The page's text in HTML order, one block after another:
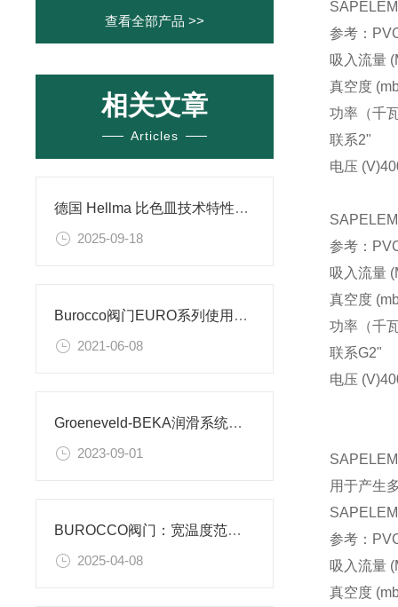
查看全部产品 >>
相关文章
Articles
德国 Hellma 比色皿技术特性及应用介绍​
2025-09-18
Burocco阀门EURO系列使用事项
2021-06-08
Groeneveld-BEKA润滑系统齿轮泵介绍
2023-09-01
BUROCCO阀门：宽温度范围，适应极端环境
2025-04-08
SAPELEM
参考：
吸入流量
真空度
功率（千
联系2"
电压 (V)
SAPELEM
参考：
吸入流量
真空度
功率（千
联系G2"
电压 (V)
SAPELEM
用于产生
SAPELEM
参考：
吸入流量
真空度